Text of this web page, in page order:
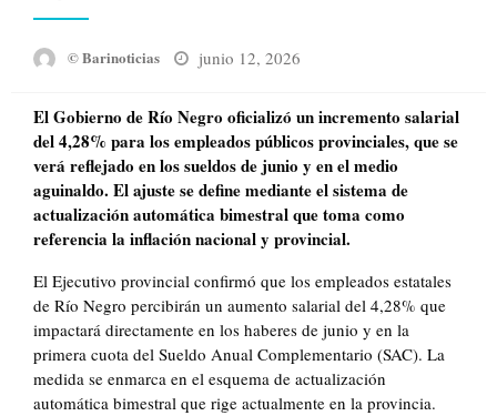
© Barinoticias
Posted
junio 12, 2026
El Gobierno de Río Negro oficializó un incremento salarial
del 4,28% para los empleados públicos provinciales, que se
verá reflejado en los sueldos de junio y en el medio
aguinaldo. El ajuste se define mediante el sistema de
actualización automática bimestral que toma como
referencia la inflación nacional y provincial.
El Ejecutivo provincial confirmó que los empleados estatales
de Río Negro percibirán un aumento salarial del 4,28% que
impactará directamente en los haberes de junio y en la
primera cuota del Sueldo Anual Complementario (SAC). La
medida se enmarca en el esquema de actualización
automática bimestral que rige actualmente en la provincia.